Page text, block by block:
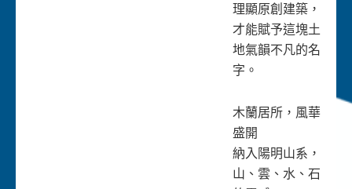
理顯原創建築，
才能賦予這塊土
地氣韻不凡的名
字。
木蘭居所，風華
盛開
納入陽明山系，
山、雲、水、石